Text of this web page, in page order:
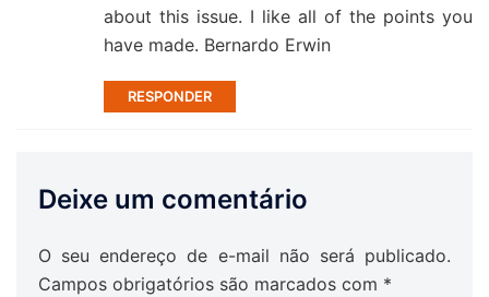
about this issue. I like all of the points you
have made. Bernardo Erwin
RESPONDER
Deixe um comentário
O seu endereço de e-mail não será publicado.
Campos obrigatórios são marcados com *